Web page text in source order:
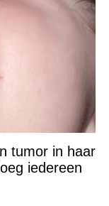
tumor in haar
iedereen